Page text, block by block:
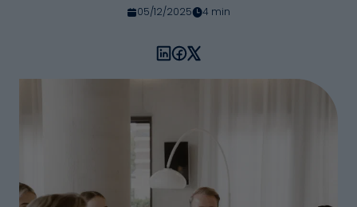
05/12/2025 4 min